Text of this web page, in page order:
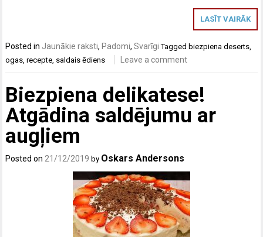
LASĪT VAIRĀK
Posted in Jaunākie raksti, Padomi,Svarīgi Tagged biezpiena deserts,
ogas,recepte, saldais ēdiens Leave a comment
Biezpiena delikatese!
Atgādina saldējumu ar
augļiem
Posted on 21/12/2019 by Oskars Andersons